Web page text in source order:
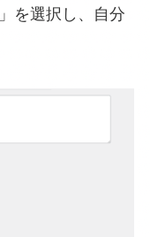
を選択し、自分